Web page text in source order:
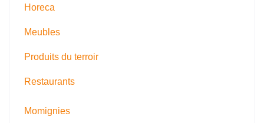
Horeca
Meubles
Produits du terroir
Restaurants
Momignies